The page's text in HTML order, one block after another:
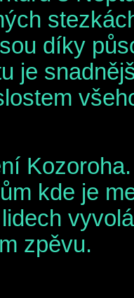
díky
je
kde je
zpěvu.